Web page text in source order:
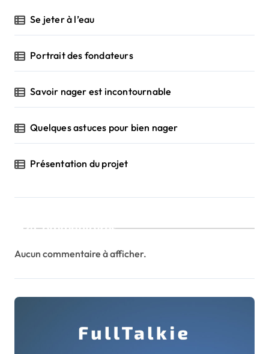
Se jeter à l’eau
Portrait des fondateurs
Savoir nager est incontournable
Quelques astuces pour bien nager
Présentation du projet
Commentaires
Aucun commentaire à afficher.